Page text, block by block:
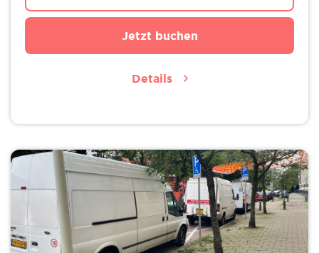
Jetzt buchen
Details